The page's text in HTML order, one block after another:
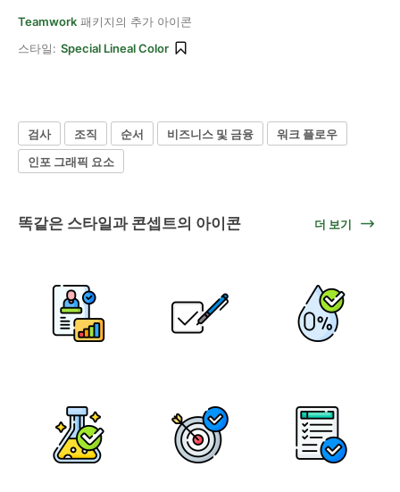
Teamwork 패키지의 추가 아이콘
스타일: Special Lineal Color
검사 조직 순서 비즈니스 및 금융
워크 플로우
인포 그래픽 요소
똑같은 스타일과 콘셉트의 아이콘 더 보기